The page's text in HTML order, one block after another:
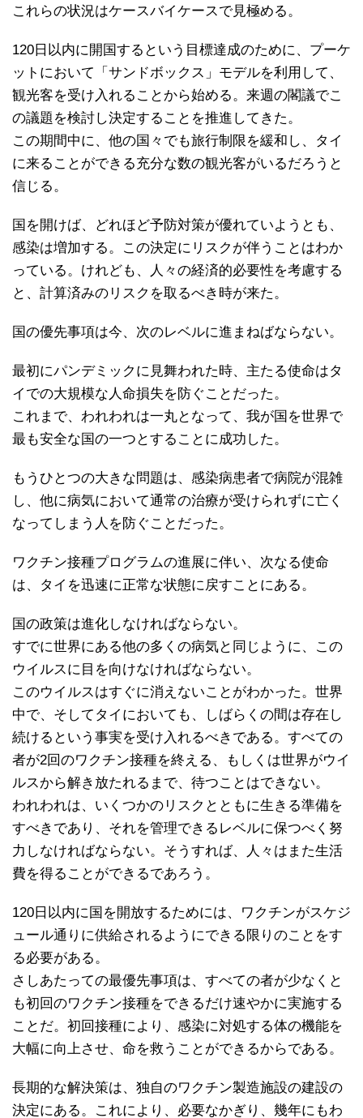
これらの状況はケースバイケースで見極める。
120日以内に開国するという目標達成のために、プーケ
ットにおいて「サンドボックス」モデルを利用して、
観光客を受け入れることから始める。来週の閣議でこ
の議題を検討し決定することを推進してきた。
この期間中に、他の国々でも旅行制限を緩和し、タイ
に来ることができる充分な数の観光客がいるだろうと
信じる。
国を開けば、どれほど予防対策が優れていようとも、
感染は増加する。この決定にリスクが伴うことはわか
っている。けれども、人々の経済的必要性を考慮する
と、計算済みのリスクを取るべき時が来た。
国の優先事項は今、次のレベルに進まねばならない。
最初にパンデミックに見舞われた時、主たる使命はタ
イでの大規模な人命損失を防ぐことだった。
これまで、われわれは一丸となって、我が国を世界で
最も安全な国の一つとすることに成功した。
もうひとつの大きな問題は、感染病患者で病院が混雑
し、他に病気において通常の治療が受けられずに亡く
なってしまう人を防ぐことだった。
ワクチン接種プログラムの進展に伴い、次なる使命
は、タイを迅速に正常な状態に戻すことにある。
国の政策は進化しなければならない。
すでに世界にある他の多くの病気と同じように、この
ウイルスに目を向けなければならない。
このウイルスはすぐに消えないことがわかった。世界
中で、そしてタイにおいても、しばらくの間は存在し
続けるという事実を受け入れるべきである。すべての
者が2回のワクチン接種を終える、もしくは世界がウイ
ルスから解き放たれるまで、待つことはできない。
われわれは、いくつかのリスクとともに生きる準備を
すべきであり、それを管理できるレベルに保つべく努
力しなければならない。そうすれば、人々はまた生活
費を得ることができるであろう。
120日以内に国を開放するためには、ワクチンがスケジ
ュール通りに供給されるようにできる限りのことをす
る必要がある。
さしあたっての最優先事項は、すべての者が少なくと
も初回のワクチン接種をできるだけ速やかに実施する
ことだ。初回接種により、感染に対処する体の機能を
大幅に向上させ、命を救うことができるからである。
長期的な解決策は、独自のワクチン製造施設の建設の
決定にある。これにより、必要なかぎり、幾年にもわ